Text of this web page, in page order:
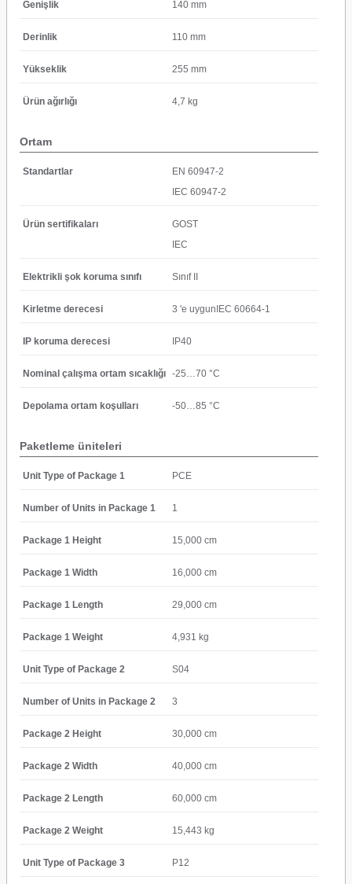
Genişlik 140 mm
Derinlik 110 mm
Yükseklik 255 mm
Ürün ağırlığı 4,7 kg
Ortam
Standartlar
EN 60947-2
IEC 60947-2
Ürün sertifikaları
GOST
IEC
Elektrikli şok koruma sınıfı Sınıf II
Kirletme derecesi 3 'e uygunIEC 60664-1
IP koruma derecesi IP40
Nominal çalışma ortam sıcaklığı -25…70 °C
Depolama ortam koşulları -50…85 °C
Paketleme üniteleri
Unit Type of Package 1 PCE
Number of Units in Package 1 1
Package 1 Height 15,000 cm
Package 1 Width 16,000 cm
Package 1 Length 29,000 cm
Package 1 Weight 4,931 kg
Unit Type of Package 2 S04
Number of Units in Package 2 3
Package 2 Height 30,000 cm
Package 2 Width 40,000 cm
Package 2 Length 60,000 cm
Package 2 Weight 15,443 kg
Unit Type of Package 3 P12